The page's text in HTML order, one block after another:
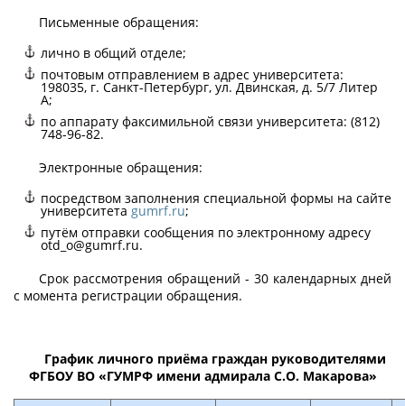
Письменные обращения:
лично в общий отделе;
почтовым отправлением в адрес университета:
198035, г. Санкт-Петербург, ул. Двинская, д. 5/7 Литер
А;
по аппарату факсимильной связи университета: (812)
748-96-82.
Электронные обращения:
посредством заполнения специальной формы на сайте
университета gumrf.ru;
путём отправки сообщения по электронному адресу
otd_o@gumrf.ru.
Срок рассмотрения обращений - 30 календарных дней
с момента регистрации обращения.
График личного приёма граждан руководителями
ФГБОУ ВО «ГУМРФ имени адмирала С.О. Макарова»